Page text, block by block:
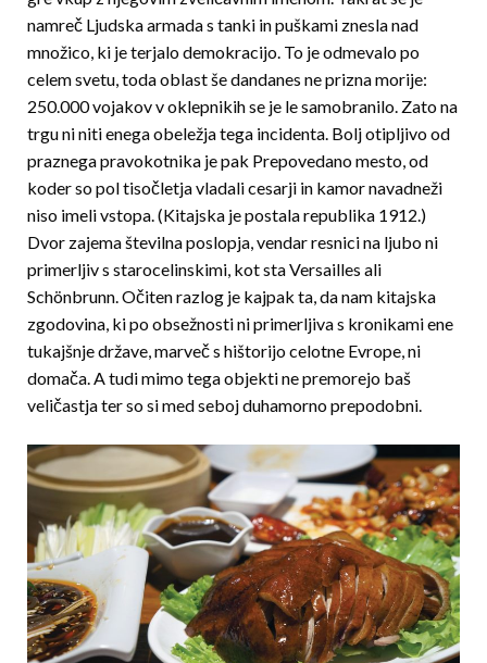
namreč Ljudska armada s tanki in puškami znesla nad
množico, ki je terjalo demokracijo. To je odmevalo po
celem svetu, toda oblast še dandanes ne prizna morije:
250.000 vojakov v oklepnikih se je le samobranilo. Zato na
trgu ni niti enega obeležja tega incidenta. Bolj otipljivo od
praznega pravokotnika je pak Prepovedano mesto, od
koder so pol tisočletja vladali cesarji in kamor navadneži
niso imeli vstopa. (Kitajska je postala republika 1912.)
Dvor zajema številna poslopja, vendar resnici na ljubo ni
primerljiv s staro­celinskimi, kot sta Versailles ali
Schönbrunn. Očiten razlog je kajpak ta, da nam kitajska
zgodovina, ki po obsežnosti ni primerljiva s kronikami ene
tukajšnje države, marveč s hištorijo celotne Evrope, ni
domača. A tudi mimo tega ob­jekti ne premorejo baš
veličastja ter so si med seboj duhamorno prepodobni.